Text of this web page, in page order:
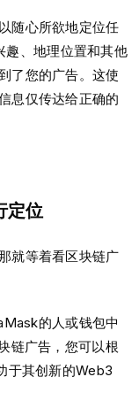
随心所欲地定位任
趣、地理位置和其他
了您的广告。这使
息仅传达给正确的
定位
就等着看区块链广
的人或钱包中
链广告，您可以根
于其创新的Web3